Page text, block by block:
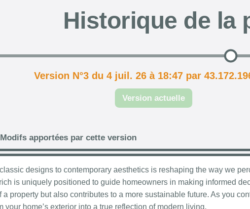
Historique de la
Version N°3 du 4 juil. 26 à 18:47 par
Version actuelle
Modifs apportées par cette version